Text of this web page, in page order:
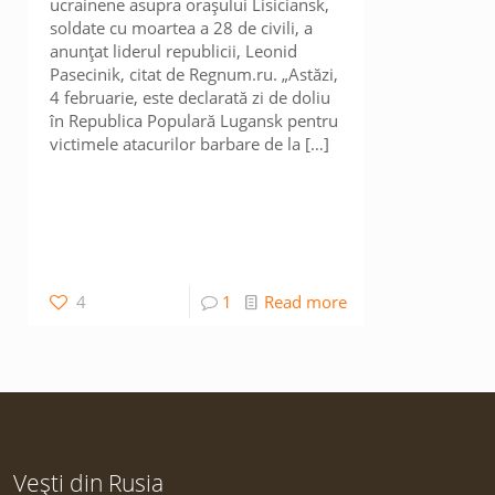
ucrainene asupra orașului Lisiciansk,
soldate cu moartea a 28 de civili, a
anunțat liderul republicii, Leonid
Pasecinik, citat de Regnum.ru. „Astăzi,
4 februarie, este declarată zi de doliu
în Republica Populară Lugansk pentru
victimele atacurilor barbare de la […]
4 1 Read more
Vești din Rusia